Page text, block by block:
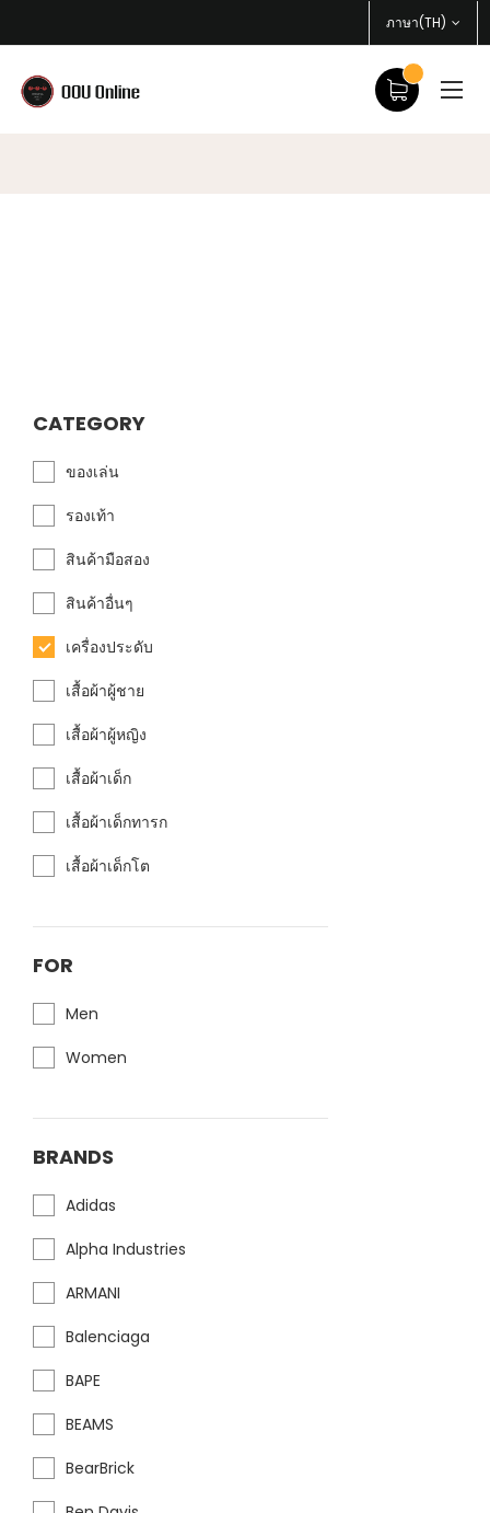
ภาษา(TH)
CATEGORY
ของเล่น
รองเท้า
สินค้ามือสอง
สินค้าอื่นๆ
เครื่องประดับ
เสื้อผ้าผู้ชาย
เสื้อผ้าผู้หญิง
เสื้อผ้าเด็ก
เสื้อผ้าเด็กทารก
เสื้อผ้าเด็กโต
FOR
Men
Women
BRANDS
Adidas
Alpha Industries
ARMANI
Balenciaga
BAPE
BEAMS
BearBrick